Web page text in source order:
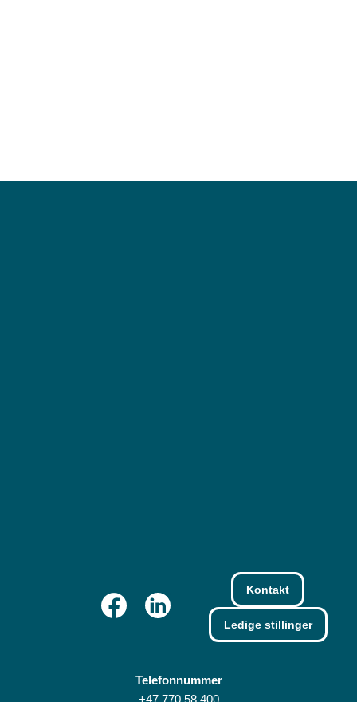
Kontakt
Ledige stillinger
Telefonnummer
+47 770 58 400